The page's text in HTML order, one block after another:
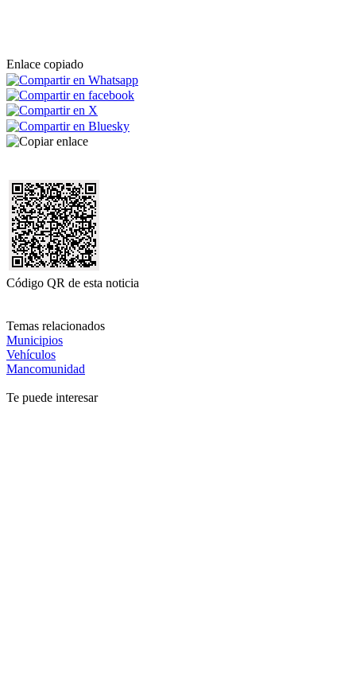
Enlace copiado
Código QR de esta noticia
Temas relacionados
Municipios
Vehículos
Mancomunidad
Te puede interesar